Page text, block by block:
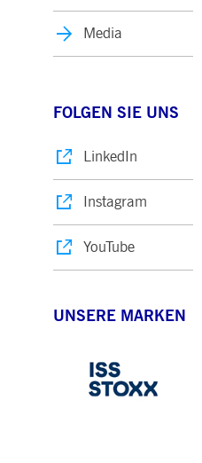
Media
FOLGEN SIE UNS
LinkedIn
Instagram
YouTube
UNSERE MARKEN